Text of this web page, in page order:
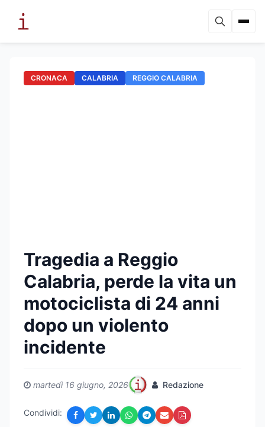
CRONACA CALABRIA REGGIO CALABRIA
Tragedia a Reggio
Calabria, perde la vita un
motociclista di 24 anni
dopo un violento
incidente
martedì 16 giugno, 2026 Redazione
Condividi: